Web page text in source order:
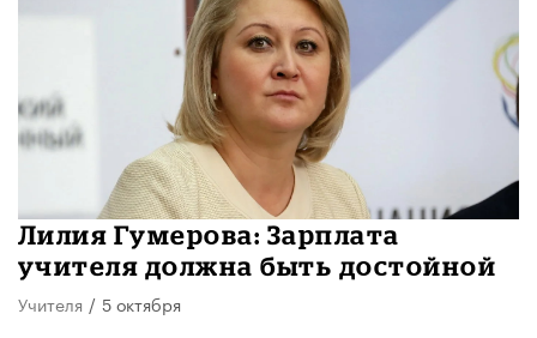
Лилия Гумерова: Зарплата
учителя должна быть достойной
Учителя / 5 октября